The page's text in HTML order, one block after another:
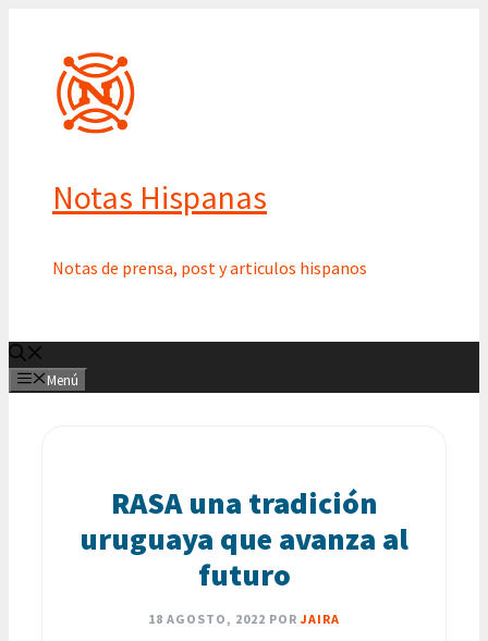
contenido
Notas Hispanas
Notas de prensa, post y articulos hispanos
Menú
RASA una tradición
uruguaya que avanza al
futuro
18 AGOSTO, 2022 POR JAIRA